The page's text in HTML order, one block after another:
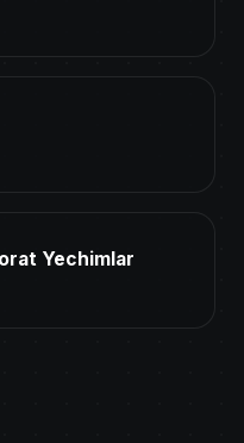
Yechimlar